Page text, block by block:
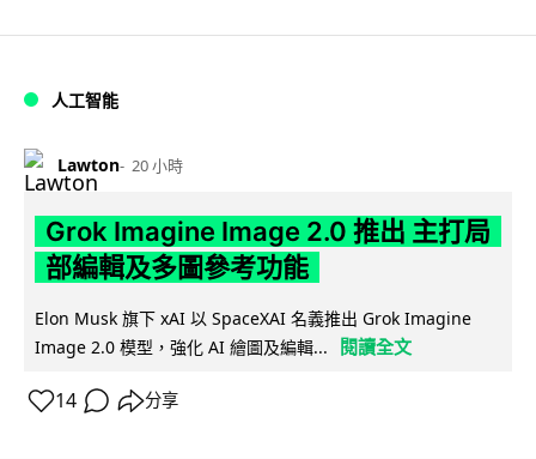
人工智能
Lawton 20 小時
Grok Imagine Image 2.0 推出 主打局
部編輯及多圖參考功能
Elon Musk 旗下 xAI 以 SpaceXAI 名義推出 Grok Imagine
Image 2.0 模型，強化 AI 繪圖及編輯...
閱讀全文
14 分享